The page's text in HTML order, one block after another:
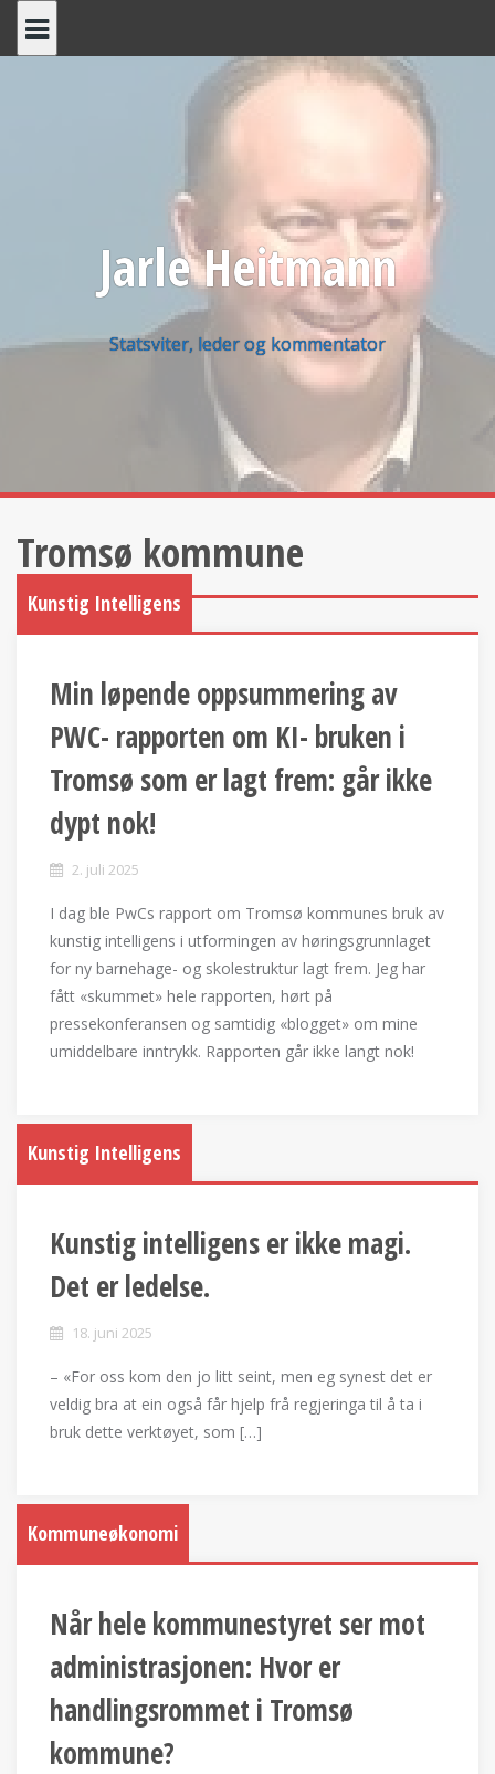
Jarle Heitmann
Statsviter, leder og kommentator
Tromsø kommune
Kunstig Intelligens
Min løpende oppsummering av
PWC- rapporten om KI- bruken i
Tromsø som er lagt frem: går ikke
dypt nok!
2. juli 2025
I dag ble PwCs rapport om Tromsø kommunes bruk av
kunstig intelligens i utformingen av høringsgrunnlaget
for ny barnehage- og skolestruktur lagt frem. Jeg har
fått «skummet» hele rapporten, hørt på
pressekonferansen og samtidig «blogget» om mine
umiddelbare inntrykk. Rapporten går ikke langt nok!
Kunstig Intelligens
Kunstig intelligens er ikke magi.
Det er ledelse.
18. juni 2025
– «For oss kom den jo litt seint, men eg synest det er
veldig bra at ein også får hjelp frå regjeringa til å ta i
bruk dette verktøyet, som […]
Kommuneøkonomi
Når hele kommunestyret ser mot
administrasjonen: Hvor er
handlingsrommet i Tromsø
kommune?